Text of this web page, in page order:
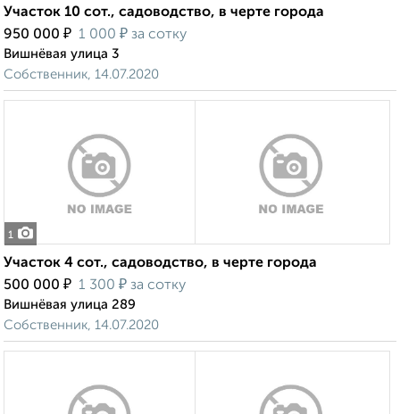
Участок 10 сот., садоводство, в черте города
950 000 ₽ 1 000 ₽ за сотку
Вишнёвая улица 3
Собственник, 14.07.2020
1
Участок 4 сот., садоводство, в черте города
500 000 ₽ 1 300 ₽ за сотку
Вишнёвая улица 289
Собственник, 14.07.2020